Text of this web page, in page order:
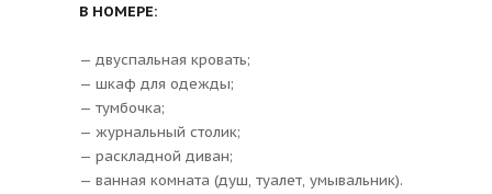
В НОМЕРЕ:
— двуспальная кровать;
— шкаф для одежды;
— тумбочка;
— журнальный столик;
— раскладной диван;
— ванная комната (душ, туалет, умывальник).